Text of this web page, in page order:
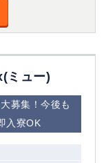
ミュー)
募集！今後も
入寮OK